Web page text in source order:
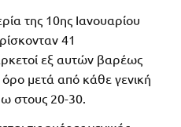
της 10ης Ιανουαρίου
41
εξ αυτών βαρέως
μετά από κάθε γενική
στους 20-30.